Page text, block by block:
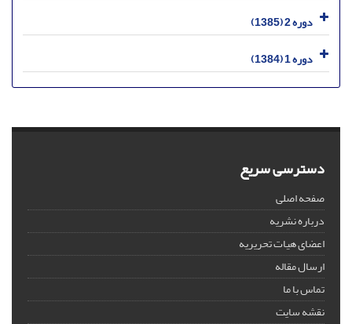
دوره 2 (1385)
دوره 1 (1384)
دسترسی سریع
صفحه اصلی
درباره نشریه
اعضای هیات تحریریه
ارسال مقاله
تماس با ما
نقشه سایت